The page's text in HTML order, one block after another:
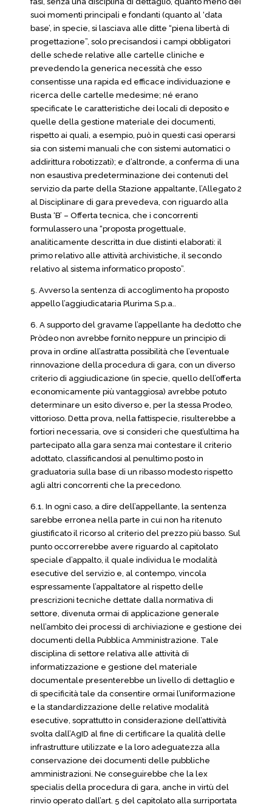
suoi momenti principali e fondanti (quanto al ‘data
base’, in specie, si lasciava alle ditte “piena libertà di
progettazione”, solo precisandosi i campi obbligatori
delle schede relative alle cartelle cliniche e
prevedendo la generica necessità che esso
consentisse una rapida ed efficace individuazione e
ricerca delle cartelle medesime; né erano
specificate le caratteristiche dei locali di deposito e
quelle della gestione materiale dei documenti,
rispetto ai quali, a esempio, può in questi casi operarsi
sia con sistemi manuali che con sistemi automatici o
addirittura robotizzati); e d’altronde, a conferma di una
non esaustiva predeterminazione dei contenuti del
servizio da parte della Stazione appaltante, l’Allegato 2
al Disciplinare di gara prevedeva, con riguardo alla
Busta ‘B’ – Offerta tecnica, che i concorrenti
formulassero una “proposta progettuale,
analiticamente descritta in due distinti elaborati: il
primo relativo alle attività archivistiche, il secondo
relativo al sistema informatico proposto”.
5. Avverso la sentenza di accoglimento ha proposto
appello l’aggiudicataria Plurima S.p.a..
6. A supporto del gravame l’appellante ha dedotto che
Pròdeo non avrebbe fornito neppure un principio di
prova in ordine all’astratta possibilità che l’eventuale
rinnovazione della procedura di gara, con un diverso
criterio di aggiudicazione (in specie, quello dell’offerta
economicamente più vantaggiosa) avrebbe potuto
determinare un esito diverso e, per la stessa Prodeo,
vittorioso. Detta prova, nella fattispecie, risulterebbe a
fortiori necessaria, ove si consideri che quest’ultima ha
partecipato alla gara senza mai contestare il criterio
adottato, classificandosi al penultimo posto in
graduatoria sulla base di un ribasso modesto rispetto
agli altri concorrenti che la precedono.
6.1. In ogni caso, a dire dell’appellante, la sentenza
sarebbe erronea nella parte in cui non ha ritenuto
giustificato il ricorso al criterio del prezzo più basso. Sul
punto occorrerebbe avere riguardo al capitolato
speciale d’appalto, il quale individua le modalità
esecutive del servizio e, al contempo, vincola
espressamente l’appaltatore al rispetto delle
prescrizioni tecniche dettate dalla normativa di
settore, divenuta ormai di applicazione generale
nell’ambito dei processi di archiviazione e gestione dei
documenti della Pubblica Amministrazione. Tale
disciplina di settore relativa alle attività di
informatizzazione e gestione del materiale
documentale presenterebbe un livello di dettaglio e
di specificità tale da consentire ormai l’uniformazione
e la standardizzazione delle relative modalità
esecutive, soprattutto in considerazione dell’attività
svolta dall’AgID al fine di certificare la qualità delle
infrastrutture utilizzate e la loro adeguatezza alla
conservazione dei documenti delle pubbliche
amministrazioni. Ne conseguirebbe che la lex
specialis della procedura di gara, anche in virtù del
rinvio operato dall’art. 5 del capitolato alla surriportata